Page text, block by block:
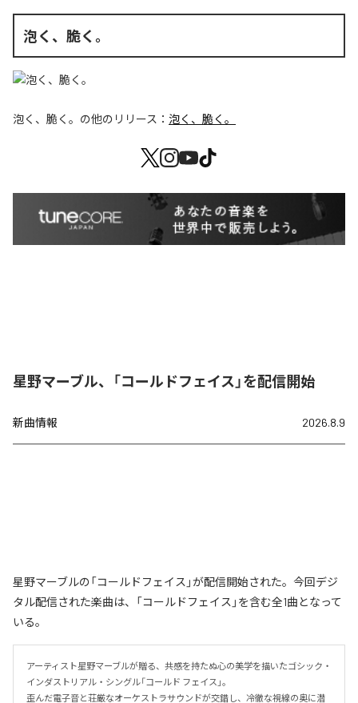
泡く、脆く。
泡く、脆く。 の他のリリース： 泡く、脆く。
星野マーブル、「コールドフェイス」を配信開始
新曲情報 2026.8.9
星野マーブルの「コールドフェイス」が配信開始された。今回デジ
タル配信された楽曲は、「コールドフェイス」を含む全1曲となって
いる。
アーティスト星野マーブルが贈る、共感を持たぬ心の美学を描いたゴシック・
インダストリアル・シングル「コールド フェイス」。
歪んだ電子音と荘厳なオーケストラサウンドが交錯し、冷徹な視線の奥に潜